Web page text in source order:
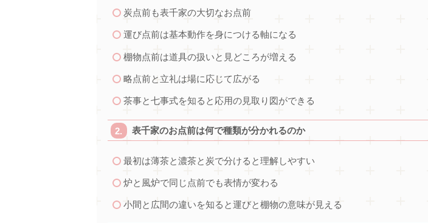
炭点前も表千家の大切なお点前
運び点前は基本動作を身につける軸になる
棚物点前は道具の扱いと見どころが増える
略点前と立礼は場に応じて広がる
茶事と七事式を知ると応用の見取り図ができる
表千家のお点前は何で種類が分かれるのか
最初は薄茶と濃茶と炭で分けると理解しやすい
炉と風炉で同じ点前でも表情が変わる
小間と広間の違いを知ると運びと棚物の意味が見える